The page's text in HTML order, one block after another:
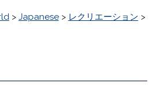
> Japanese> レクリエーション >